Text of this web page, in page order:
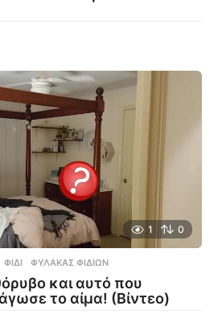
1 0
,ΦΊΔΙ ,ΦΎΛΑΚΑΣ ΦΙΔΙΏΝ
και αυτό που
το αίμα! (Βίντεο)